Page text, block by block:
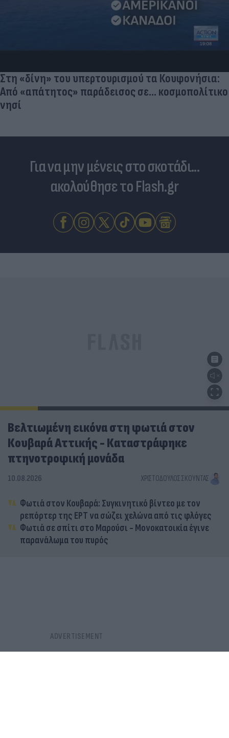
Στη «δίνη» του υπερτουρισμού τα Κουφονήσια:
Από «απάτητος» παράδεισος σε... κοσμοπολίτικο
νησί
Για να μην μένεις στο σκοτάδι...
ακολούθησε το Flash.gr
Βελτιωμένη εικόνα στη φωτιά στον
Κουβαρά Αττικής - Καταστράφηκε
πτηνοτροφική μονάδα
10.08.2026 ΧΡΙΣΤΌΔΟΥΛΟΣ ΣΚΟΎΝΤΑΣ
Φωτιά στον Κουβαρά: Συγκινητικό βίντεο με τον
ρεπόρτερ της ΕΡΤ να σώζει χελώνα από τις φλόγες
Φωτιά σε σπίτι στο Μαρούσι - Μονοκατοικία έγινε
παρανάλωμα του πυρός